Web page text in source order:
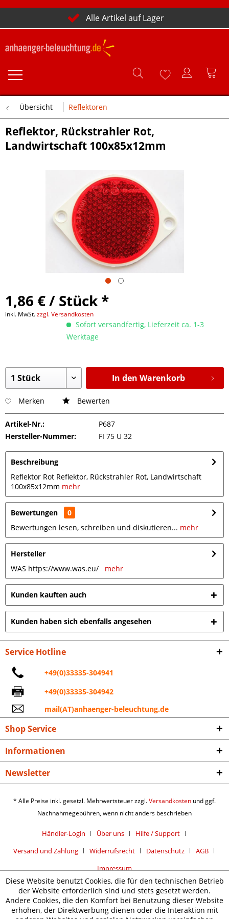
Alle Artikel auf Lager
Übersicht Reflektoren
Reflektor, Rückstrahler Rot,
Landwirtschaft 100x85x12mm
1,86 € / Stück *
inkl. MwSt.zzgl. Versandkosten
Sofort versandfertig, Lieferzeit ca. 1-3
Werktage
In den Warenkorb
Merken Bewerten
Artikel-Nr.:
P687
Hersteller-Nummer:
FI 75 U 32
Beschreibung
Reflektor Rot Reflektor, Rückstrahler Rot, Landwirtschaft
100x85x12mm mehr
Bewertungen
0
Bewertungen lesen, schreiben und diskutieren... mehr
Hersteller
WAS https://www.was.eu/ mehr
Kunden kauften auch
Kunden haben sich ebenfalls angesehen
Service Hotline
+49(0)33335-304941
+49(0)33335-304942
mail(AT)anhaenger-beleuchtung.de
Shop Service
Informationen
Newsletter
* Alle Preise inkl. gesetzl. Mehrwertsteuer zzgl.Versandkosten und ggf.
Nachnahmegebühren, wenn nicht anders beschrieben
Händler-Login Über uns
Hilfe / Support
Versand und Zahlung
Widerrufsrecht Datenschutz
AGB
Impressum
Diese Website benutzt Cookies, die für den technischen Betrieb
der Website erforderlich sind und stets gesetzt werden.
Andere Cookies, die den Komfort bei Benutzung dieser Website
erhöhen, der Direktwerbung dienen oder die Interaktion mit